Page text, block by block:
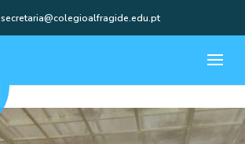
secretaria@colegioalfragide.edu.pt